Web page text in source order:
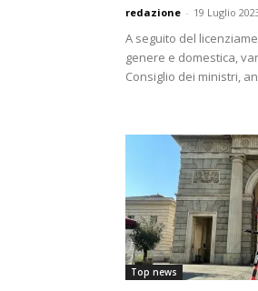
redazione - 19 Luglio
A seguito del
genere e domestica,
Consiglio dei ministri,
Top news